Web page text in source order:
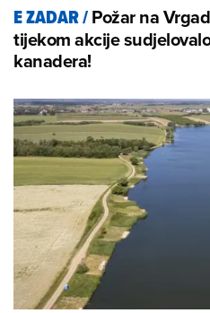
E ZADAR/Požar na
tijekom akcije
kanadera!